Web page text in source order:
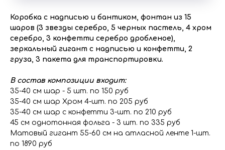
Коробка с надписью и бантиком, фонтан из 15
шаров (3 звезды серебро, 5 черных пастель, 4 хром
серебро, 3 конфетти серебро дробленое),
зеркальный гигант с надписью и конфетти, 2
груза, 3 пакета для транспортировки.
В состав композиции входит:
35-40 см шар - 5 шт. по 150 руб
35-40 см шар Хром 4-шт. по 205 руб
35-40 см шар с конфетти 3-шт. по 210 руб
45 см однотонная фольга - 3 шт. по 335 руб
Матовый гигант 55-60 см на атласной ленте 1-шт.
по 1890 руб